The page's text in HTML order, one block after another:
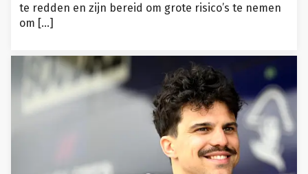
te redden en zijn bereid om grote risico’s te nemen
om […]